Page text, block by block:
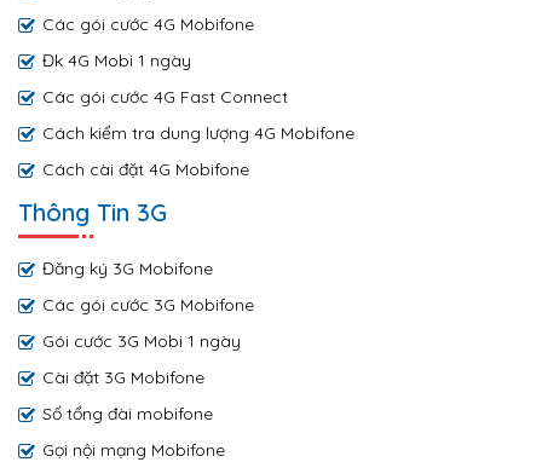
Các gói cước 4G Mobifone
Đk 4G Mobi 1 ngày
Các gói cước 4G Fast Connect
Cách kiểm tra dung lượng 4G Mobifone
Cách cài đặt 4G Mobifone
Thông Tin 3G
Đăng ký 3G Mobifone
Các gói cước 3G Mobifone
Gói cước 3G Mobi 1 ngày
Cài đặt 3G Mobifone
Số tổng đài mobifone
Gọi nội mạng Mobifone